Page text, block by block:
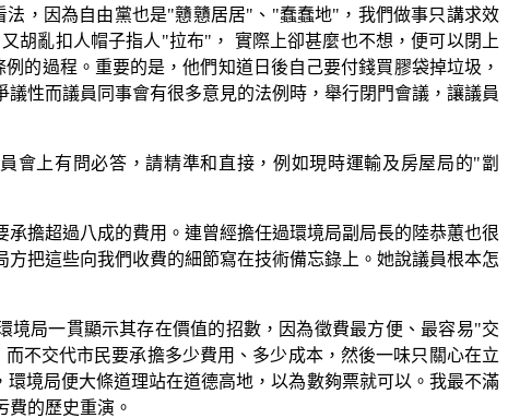
，因為自由黨也是"戇戇居居"、"蠢蠢地"，我們做事只講求效
胡亂扣人帽子指人"拉布"， 實際上卻甚麼也不想，便可以閉上
的過程。重要的是，他們知道日後自己要付錢買膠袋掉垃圾，
性而議員同事會有很多意見的法例時，舉行閉門會議，讓議員
會上有問必答，請精準和直接，例如現時運輸及房屋局的"劏
擔超過八成的費用。連曾經擔任過環境局副局長的陸恭蕙也很
把這些向我們收費的細節寫在技術備忘錄上。她說議員根本怎
局一貫顯示其存在價值的招數，因為徵費最方便、最容易"交
不交代市民要承擔多少費用、多少成本，然後一味只關心在立
境局便大條道理站在道德高地，以為數夠票就可以。我最不滿
的歷史重演。